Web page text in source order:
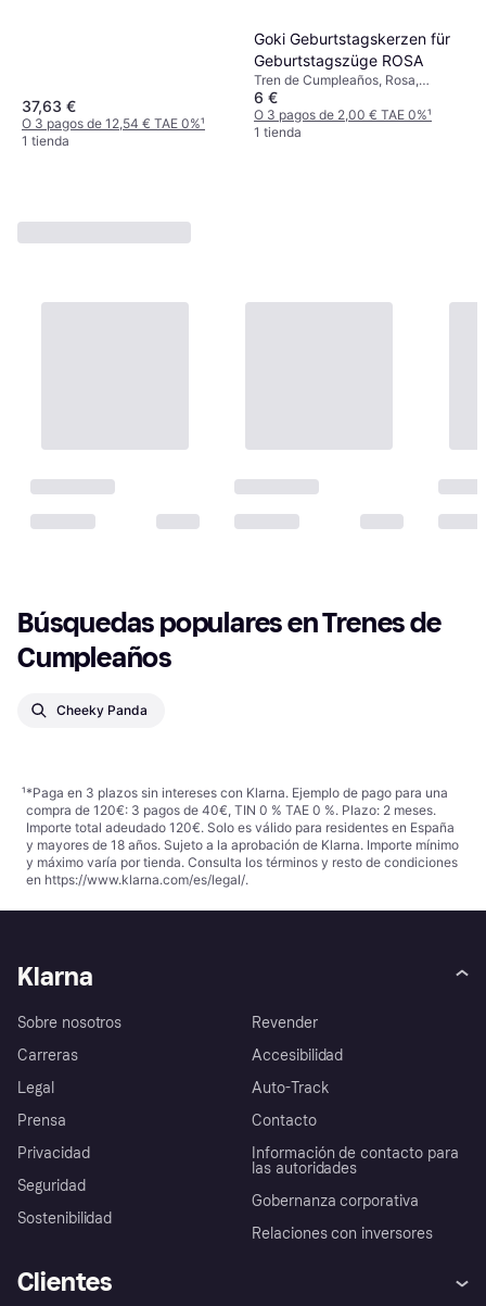
37,63 €
O 3 pagos de 12,54 € TAE 0%¹
1 tienda
Goki Geburtstagskerzen für
Geburtstagszüge ROSA
Tren de Cumpleaños, Rosa,
Blanco, 10pcs, Baby Shower
6 €
O 3 pagos de 2,00 € TAE 0%¹
1 tienda
Búsquedas populares en Trenes de
Cumpleaños
Cheeky Panda
¹*Paga en 3 plazos sin intereses con Klarna. Ejemplo de pago para una
compra de 120€: 3 pagos de 40€, TIN 0 % TAE 0 %. Plazo: 2 meses.
Importe total adeudado 120€. Solo es válido para residentes en España
y mayores de 18 años. Sujeto a la aprobación de Klarna. Importe mínimo
y máximo varía por tienda. Consulta los términos y resto de condiciones
en https://www.klarna.com/es/legal/.
Klarna
Sobre nosotros
Carreras
Legal
Prensa
Privacidad
Seguridad
Sostenibilidad
Revender
Accesibilidad
Auto-Track
Contacto
Información de contacto para
las autoridades
Gobernanza corporativa
Relaciones con inversores
Clientes